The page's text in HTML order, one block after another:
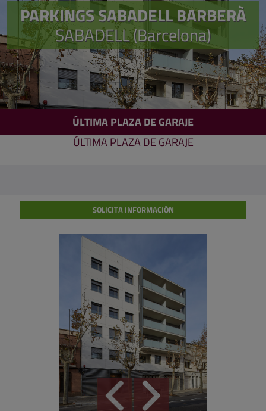
PARKINGS SABADELL BARBERÀ
SABADELL (Barcelona)
ÚLTIMA PLAZA DE GARAJE
ÚLTIMA PLAZA DE GARAJE
SOLICITA INFORMACIÓN